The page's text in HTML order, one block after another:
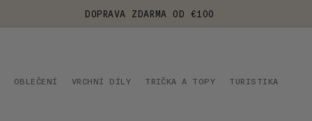
DOPRAVA ZDARMA OD €100
OBLEČENÍ VRCHNÍ DÍLY TRIČKA A TOPY TURISTIKA